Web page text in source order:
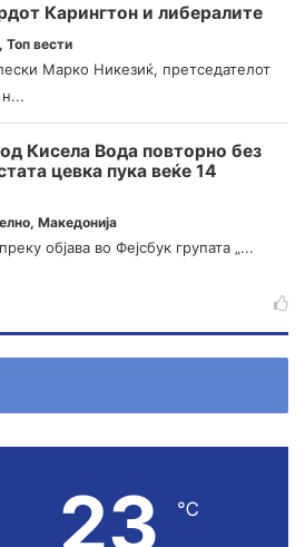
Карингтон и либералите
, Топ вести
Марко Никезиќ, претседателот
н...
Кисела Вода повторно без
цевка пука веќе 14
, Македонија
објава во Фејсбук групата „...
23 ℃